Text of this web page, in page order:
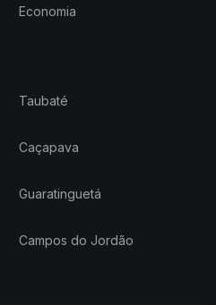
Economia
Taubaté
Caçapava
Guaratinguetá
Campos do Jordão